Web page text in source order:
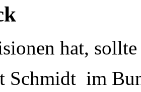
hat,
Schmidt im